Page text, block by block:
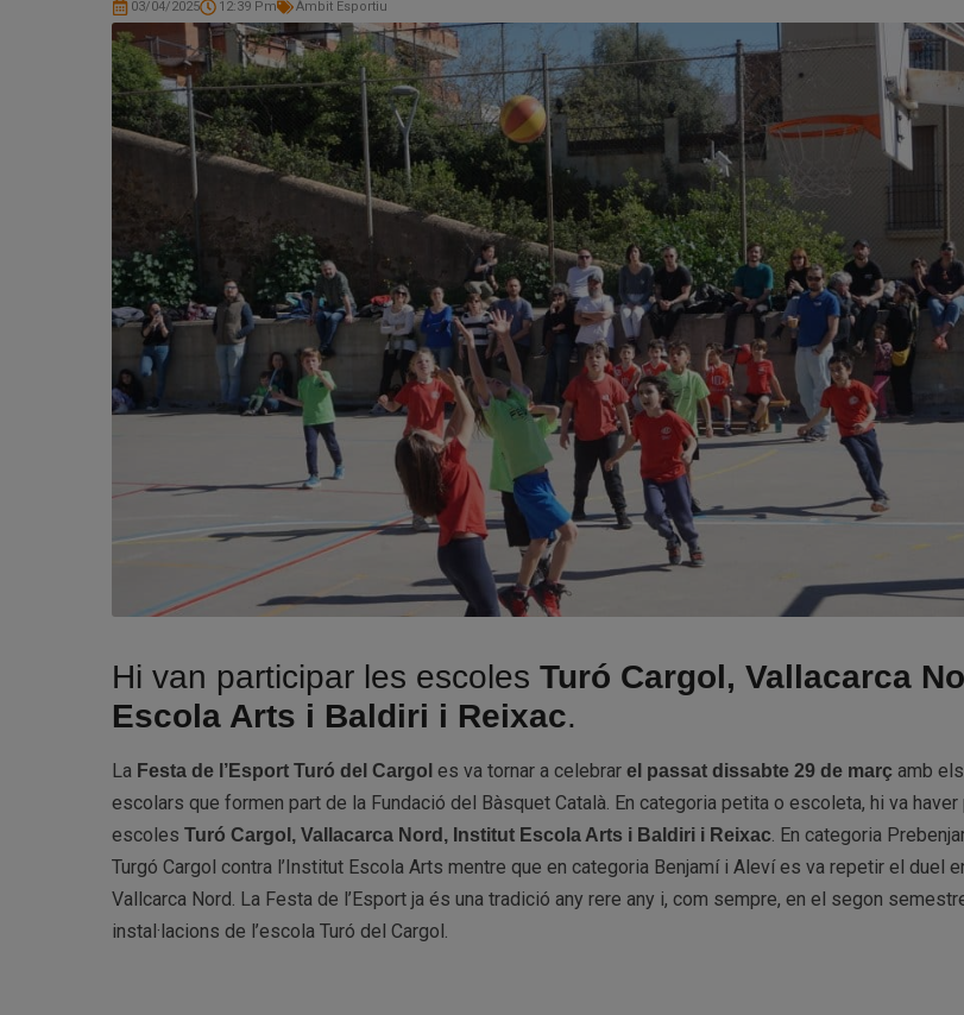
03/04/2025 12:39 Pm Àmbit Esportiu
Hi van participar les escolesTuró Cargol, Vallacarca
Escola Arts i Baldiri i Reixac.
La Festa de l’Esport Turó del Cargol es va tornar a celebrarel passat dissabte 29 de març amb
escolars que formen part de la Fundació del Bàsquet Català. En categoria petita o escoleta, hi va
escolesTuró Cargol, Vallacarca Nord, Institut Escola Arts i Baldiri i Reixac. En categoria
Turgó Cargol contra l’Institut Escola Arts mentre que en categoria Benjamí i Aleví es va repetir el duel
Vallcarca Nord. La Festa de l’Esport ja és una tradició any rere any i, com sempre, en el segon
instal·lacions de l’escola Turó del Cargol.